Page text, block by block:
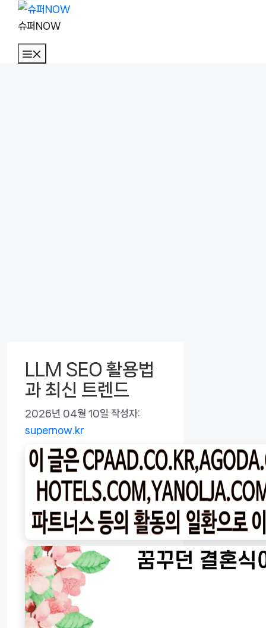
슈퍼NOW
LLM SEO 활용법
과 최신 트렌드
2026년 04월 10일 작성자:
supernow.kr